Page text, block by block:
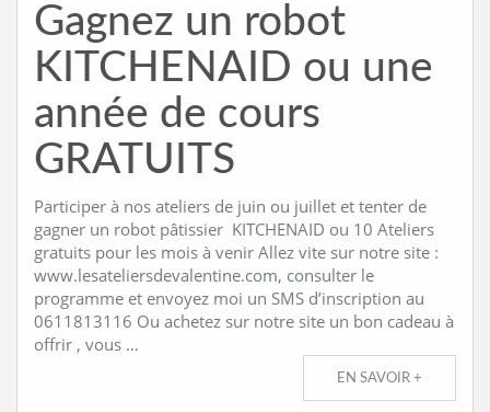
Gagnez un robot
KITCHENAID ou une
année de cours
GRATUITS
Participer à nos ateliers de juin ou juillet et tenter de
gagner un robot pâtissier KITCHENAID ou 10 Ateliers
gratuits pour les mois à venir Allez vite sur notre site :
www.lesateliersdevalentine.com, consulter le
programme et envoyez moi un SMS d’inscription au
0611813116 Ou achetez sur notre site un bon cadeau à
offrir , vous …
EN SAVOIR +